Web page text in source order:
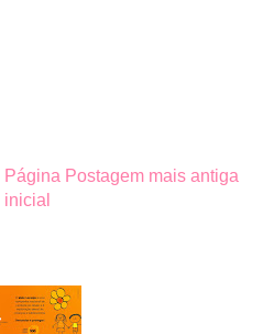
Postagem mais antiga
Página
inicial